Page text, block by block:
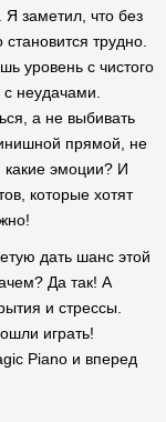
заметил, что без
трудно.
уровень с чистого
неудачами.
а не выбивать
прямой, не
какие эмоции? И
которые хотят
дать шанс этой
Да так! А
и стрессы.
играть!
Piano и вперед